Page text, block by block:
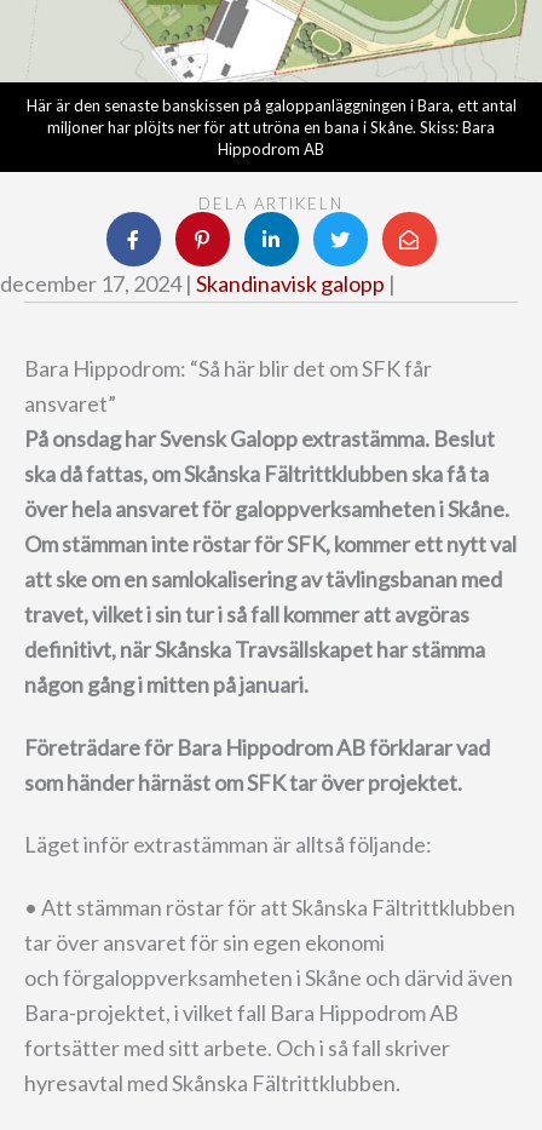
Här är den senaste banskissen på galoppanläggningen i Bara, ett antal
miljoner har plöjts ner för att utröna en bana i Skåne. Skiss: Bara
Hippodrom AB
DELA ARTIKELN
december 17, 2024 | Skandinavisk galopp |
Bara Hippodrom: “Så här blir det om SFK får
ansvaret”
På onsdag har Svensk Galopp extrastämma. Beslut
ska då fattas, om Skånska Fältrittklubben ska få ta
över hela ansvaret för galoppverksamheten i Skåne.
Om stämman inte röstar för SFK, kommer ett nytt val
att ske om en samlokalisering av tävlingsbanan med
travet, vilket i sin tur i så fall kommer att avgöras
definitivt, när Skånska Travsällskapet har stämma
någon gång i mitten på januari.
Företrädare för Bara Hippodrom AB förklarar vad
som händer härnäst om SFK tar över projektet.
Läget inför extrastämman är alltså följande:
• Att stämman röstar för att Skånska Fältrittklubben
tar över ansvaret för sin egen ekonomi
ochförgaloppverksamheten i Skåne och därvid även
Bara-projektet, i vilket fall Bara Hippodrom AB
fortsätter med sitt arbete. Och i så fall skriver
hyresavtal med Skånska Fältrittklubben.